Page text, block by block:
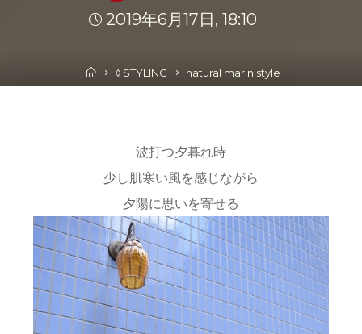
2019年6月17日, 18:10
Home
◊ STYLING natural marin style
波打つ夕暮れ時
少し肌寒い風を感じながら
夕陽に思いを寄せる